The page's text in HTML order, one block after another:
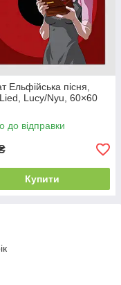
Ельфійська пісня,
Lucy/Nyu, 60×60
до відправки
Купити